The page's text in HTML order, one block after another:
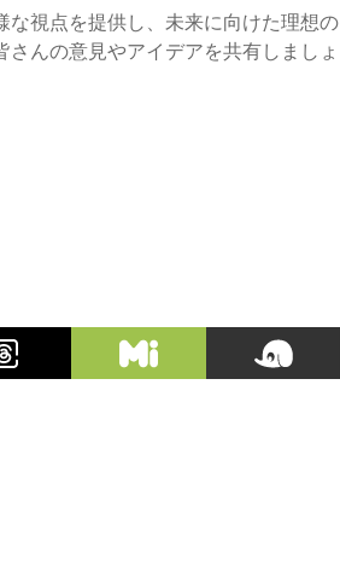
視点を提供し、未来に向けた理想の
んの意見やアイデアを共有しましょ